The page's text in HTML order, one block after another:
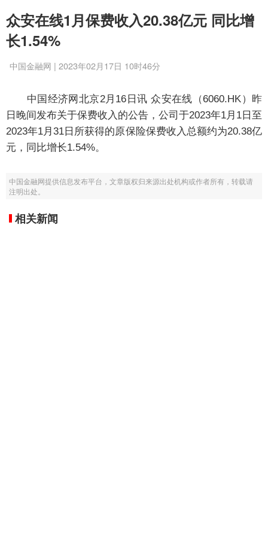
众安在线1月保费收入20.38亿元 同比增
长1.54%
中国金融网 | 2023年02月17日 10时46分
中国经济网北京2月16日讯 众安在线（6060.HK）昨
日晚间发布关于保费收入的公告，公司于2023年1月1日至
2023年1月31日所获得的原保险保费收入总额约为20.38亿
元，同比增长1.54%。
中国金融网提供信息发布平台，文章版权归来源出处机构或作者所有，转载请
注明出处。
相关新闻